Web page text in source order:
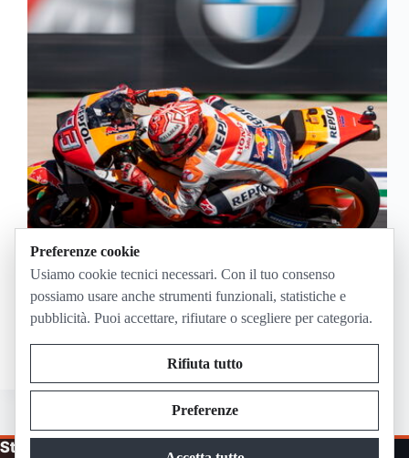
Stai cercando di vedere il Moto GP in streaming e
non sai dove andare ? Spesso molti appassionati di
Moto GP non sanno dove vedere il proprio idolo
mentre corre sui circuiti mondiali per Moto 2 Moto 3
Streaming in Diretta
Preferenze cookie
Usiamo cookie tecnici necessari. Con il tuo consenso
possiamo usare anche strumenti funzionali, statistiche e
pubblicità. Puoi accettare, rifiutare o scegliere per categoria.
Rifiuta tutto
Preferenze